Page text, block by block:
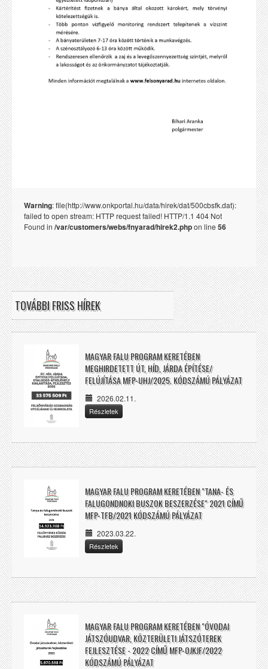
Warning: file(http://www.onkportal.hu/data/hirek/dat/500cbsfk.dat):
failed to open stream: HTTP request failed! HTTP/1.1 404 Not
Found in /var/customers/webs/fnyarad/hirek2.phpon line 56
TOVÁBBI FRISS HÍREK
MAGYAR FALU PROGRAM KERETÉBEN
MEGHIRDETETT ÚT, HÍD, JÁRDA ÉPÍTÉSE/
FELÚJÍTÁSA MFP-UHJ/2025. KÓDSZÁMÚ PÁLYÁZAT
2026.02.11.
Részletek
MAGYAR FALU PROGRAM KERETÉBEN "TANA- ÉS
FALUGONDNOKI BUSZOK BESZERZÉSE" 2021 CÍMŰ
MFP-TFB/2021 KÓDSZÁMÚ PÁLYÁZAT
2023.03.22.
Részletek
MAGYAR FALU PROGRAM KERETÉBEN "ÓVODAI
JÁTSZÓUDVAR, KÖZTERÜLETI JÁTSZÓTEREK
FEJLESZTÉSE - 2022 CÍMŰ MFP-OJKJF/2022
KÓDSZÁMÚ PÁLYÁZAT